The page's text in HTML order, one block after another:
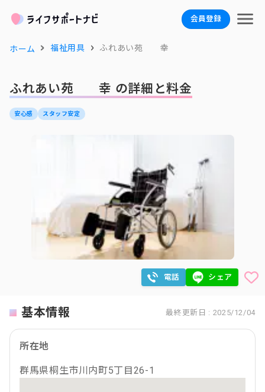
会員登録
ホーム 福祉用具 ふれあい苑 幸
ふれあい苑 幸 の詳細と料金
安心感 スタッフ安定
電話 シェア
基本情報 最終更新日 : 2025/12/04
所在地
群馬県桐生市川内町5丁目26-1